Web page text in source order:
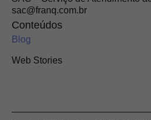
sac@franq.com.br
Conteúdos
Blog
Web Stories